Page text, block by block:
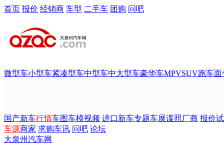
首页 报价 经销商 车型 二手车 团购 问吧
微型车小型车紧凑型车中型车中大型车豪华车MPVSUV跑车面
国产新车行情车图车模视频 进口新车专题车展谍照厂商 报价
车源商家 求购车讯 问吧 论坛
大泉州汽车网